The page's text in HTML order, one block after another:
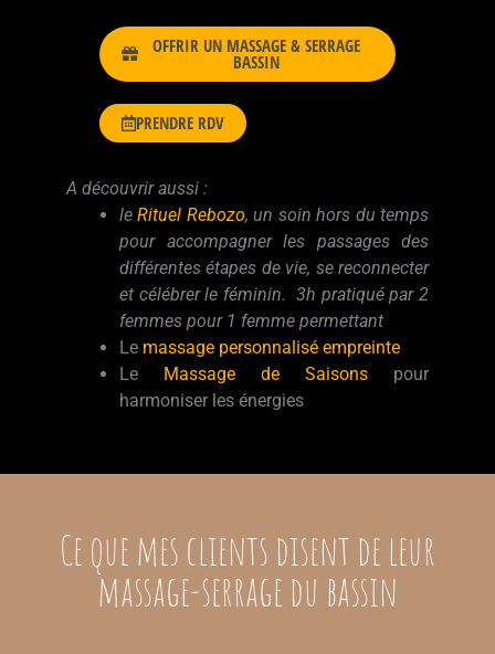
OFFRIR UN MASSAGE & SERRAGE
BASSIN
PRENDRE RDV
A découvrir aussi :
leRituel Rebozo, un soin hors du temps
pour accompagner les passages des
différentes étapes de vie, se reconnecter
et célébrer le féminin. 3h pratiqué par 2
femmes pour 1 femme permettant
Le massage personnalisé empreinte
Le Massage de Saisons pour
harmoniser les énergies
Ce que mes clients disent de leur
massage-serrage du bassin